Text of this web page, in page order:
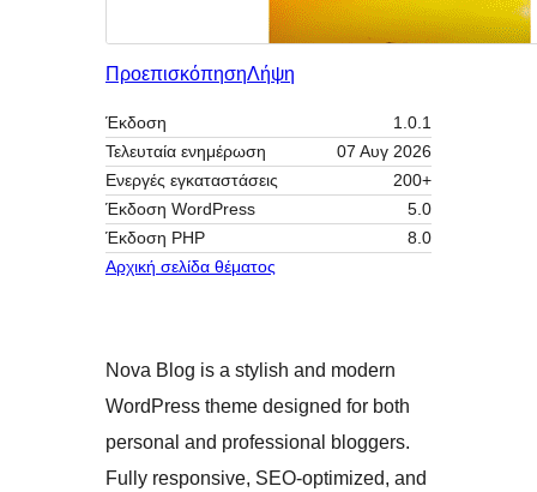
ΠροεπισκόπησηΛήψη
Έκδοση
1.0.1
Τελευταία ενημέρωση
07 Αυγ 2026
Ενεργές εγκαταστάσεις
200+
Έκδοση WordPress
5.0
Έκδοση ΡΗΡ
8.0
Αρχική σελίδα θέματος
Nova Blog is a stylish and modern
WordPress theme designed for both
personal and professional bloggers.
Fully responsive, SEO-optimized, and